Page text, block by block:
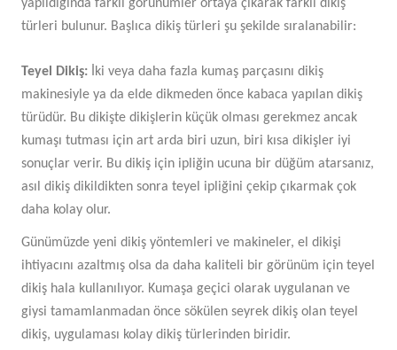
yapıldığında farklı görünümler ortaya çıkarak farklı dikiş
türleri bulunur. Başlıca dikiş türleri şu şekilde sıralanabilir:
Teyel Dikiş:
İki veya daha fazla kumaş parçasını dikiş
makinesiyle ya da elde dikmeden önce kabaca yapılan dikiş
türüdür. Bu dikişte dikişlerin küçük olması gerekmez ancak
kumaşı tutması için art arda biri uzun, biri kısa dikişler iyi
sonuçlar verir. Bu dikiş için ipliğin ucuna bir düğüm atarsanız,
asıl dikiş dikildikten sonra teyel ipliğini çekip çıkarmak çok
daha kolay olur.
Günümüzde yeni dikiş yöntemleri ve makineler, el dikişi
ihtiyacını azaltmış olsa da daha kaliteli bir görünüm için teyel
dikiş hala kullanılıyor. Kumaşa geçici olarak uygulanan ve
giysi tamamlanmadan önce sökülen seyrek dikiş olan teyel
dikiş, uygulaması kolay dikiş türlerinden biridir.